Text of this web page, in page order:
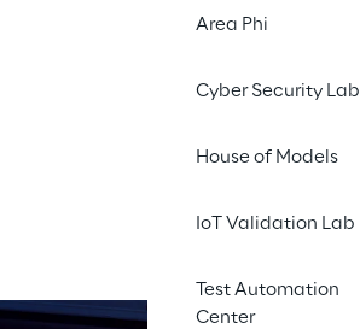
Area Phi
Cyber Security Lab
House of Models
IoT Validation Lab
Test Automation
Center